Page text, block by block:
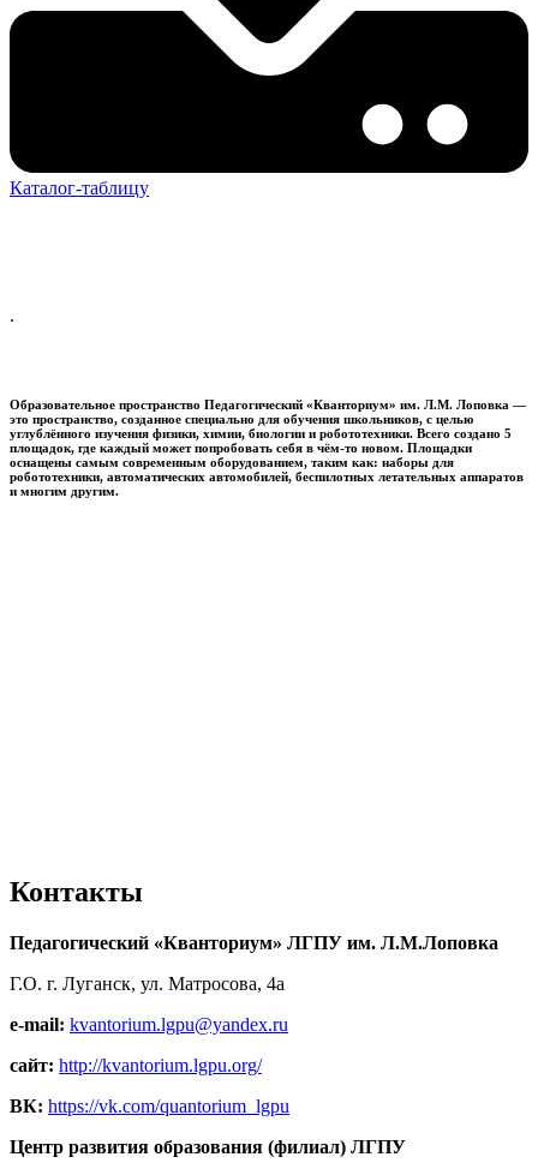
Каталог-таблицу
.
Образовательное пространство Педагогический «Кванториум» им. Л.М. Лоповка —
это пространство, созданное специально для обучения школьников, с целью
углублённого изучения физики, химии, биологии и робототехники. Всего создано 5
площадок, где каждый может попробовать себя в чём-то новом. Площадки
оснащены самым современным оборудованием, таким как: наборы для
робототехники, автоматических автомобилей, беспилотных летательных аппаратов
и многим другим.
Контакты
Педагогический «Кванториум» ЛГПУ им. Л.М.Лоповка
Г.О. г. Луганск, ул. Матросова, 4а
e-mail: kvantorium.lgpu@yandex.ru
сайт: http://kvantorium.lgpu.org/
ВК: https://vk.com/quantorium_lgpu
Центр развития образования (филиал) ЛГПУ